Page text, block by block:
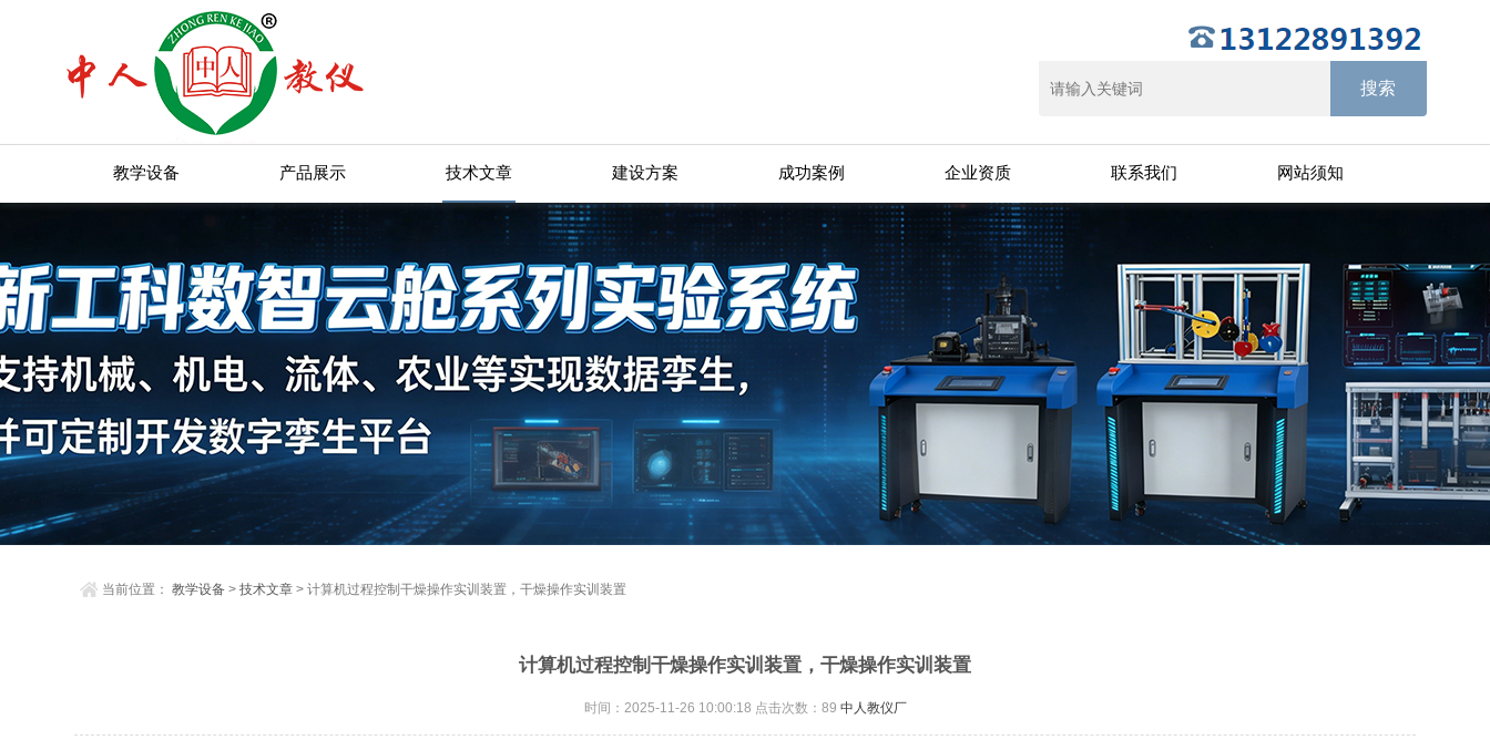
教学设备 产品展示 技术文章 建设方案 成功案例 企业资质 联系我们 网站须知
当前位置：教学设备 >技术文章 > 计算机过程控制干燥操作实训装置，干燥操作实训装置
计算机过程控制干燥操作实训装置，干燥操作实训装置
时间：2025-11-26 10:00:18 点击次数： 89 中人教仪厂